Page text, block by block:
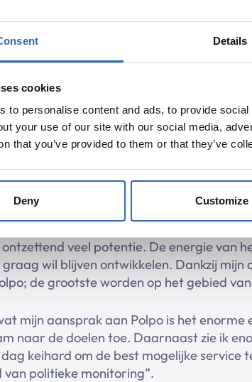
Details
cookies
to personalise content and ads, to provide
your use of our site with our social media,
that you’ve provided to them or that they’ve
Deny Customize
om zelf te doen, maar ook om te volgen
passie is geschiedenis. Ik vind het
en seminars.”
grootste passie! Al mijn hele leven
als de robot dansstijl. Ook ben ik
leren koken. Dit is met name leuk als je
van mijn passies. Al sinds dat ik klein
dat ik een talenknobbel heb en
komen werken? Wat sprak je aan
veel potentie. De energie van
graag wil blijven ontwikkelen. Dankzij
de grootste worden op het gebied
mijn aansprak aan Polpo is het
naar de doelen toe. Daarnaast zie ik
keihard om de best mogelijke
politieke monitoring”.